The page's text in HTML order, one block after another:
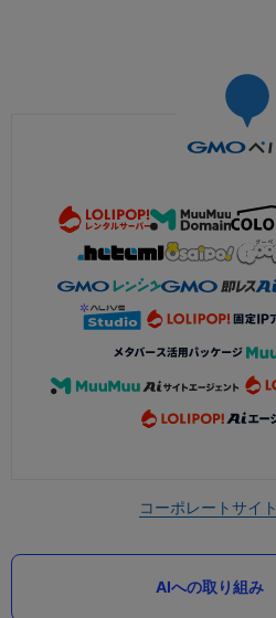
コーポレートサイト
AIへの取り組み